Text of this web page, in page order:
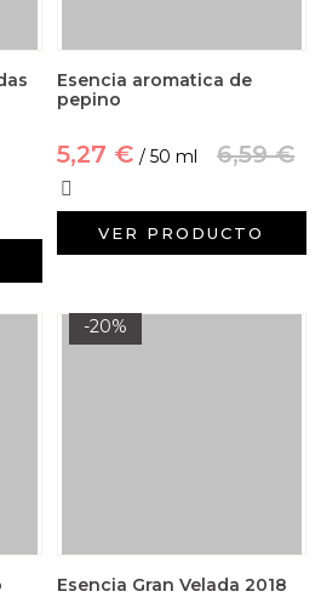
Esencia aromatica de
pepino
5,27 € / 50 ml 6,59 €
VER PRODUCTO
-20%
Esencia Gran Velada 2018